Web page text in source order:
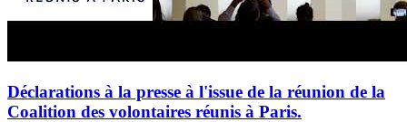
Déclarations à la presse à l'issue de la réunion de la
Coalition des volontaires réunis à Paris.